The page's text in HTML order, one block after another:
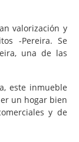
valorización y
-Pereira. Se
una de las
este inmueble
un hogar bien
y de